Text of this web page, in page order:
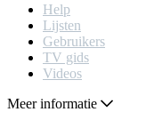
Help
Lijsten
Gebruikers
TV gids
Videos
Meer informatie